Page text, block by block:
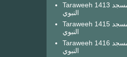
Taraweeh 1413 صلاة التراويح من المسجد
النبوي
Taraweeh 1415 صلاة التراويح من المسجد
النبوي
Taraweeh 1416 صلاة التراويح من المسجد
النبوي